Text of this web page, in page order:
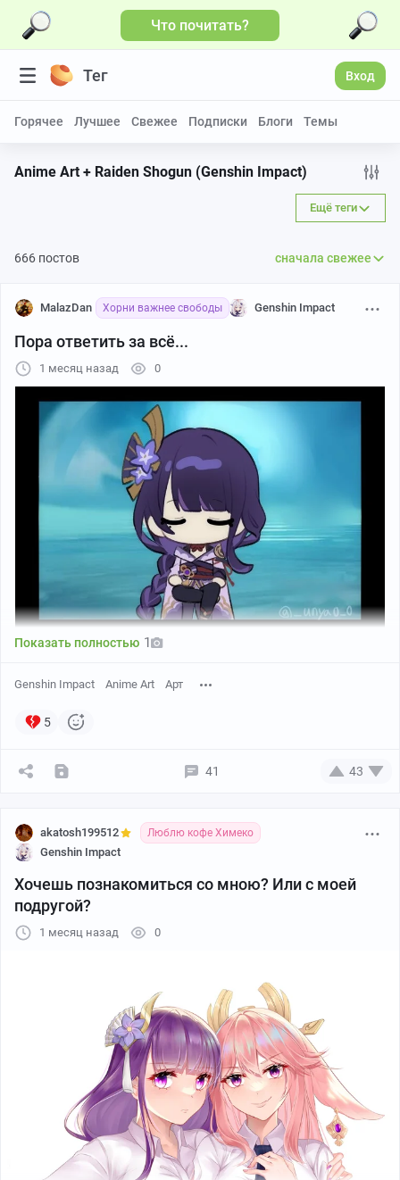
Что почитать?
Тег Вход
Горячее Лучшее Свежее Подписки Блоги Темы
Anime Art + Raiden Shogun (Genshin Impact)
Ещё теги
666 постов сначала свежее
MalazDan Хорни важнее свободы Genshin Impact
Пора ответить за всё...
1 месяц назад 0
Автор: _unya0_0
Показать полностью 1
Genshin Impact Anime Art Арт
5
41 43
akatosh199512 Люблю кофе Химеко
Genshin Impact
Хочешь познакомиться со мною? Или с моей
подругой?
1 месяц назад 0